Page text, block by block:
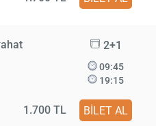
2+1
09:45
19:15
1.700 TL BİLET AL